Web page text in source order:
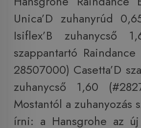
Unica’D zuhanyrúd
Isiflex’B zuhanycső
szappantartó
28507000) Casetta’D
zuhanycső 1,60
Mostantól a
írni: a Hansgrohe az